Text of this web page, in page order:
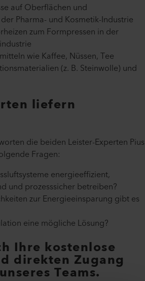
auf Oberflächen und
Pharma- und Kosmetik-Industrie
zum Formpressen in der
wie Kaffee, Nüssen, Tee
(z. B. Steinwolle) und
liefern
die beiden Leister-Experten Pius
Fragen:
energieeffizient,
und prozesssicher betreiben?
zur Energieeinsparung gibt es
eine mögliche Lösung?
Ihre kostenlose
direkten Zugang
Teams.